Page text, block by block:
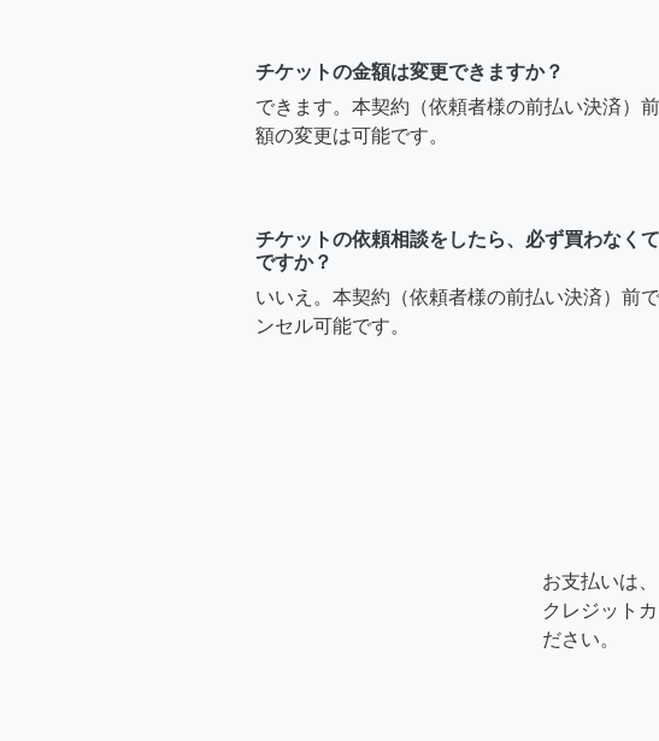
チケットの金額は変更できますか？
できます。本契約（依頼者様の前払い決済）
額の変更は可能です。
チケットの依頼相談をしたら、必ず買わなく
ですか？
いいえ。本契約（依頼者様の前払い決済）前
ンセル可能です。
お支払いは
クレジット
ださい。